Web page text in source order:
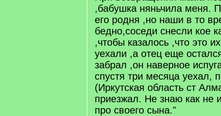
,бабушка няньчила меня.
его родня ,но наши в то
бедно,соседи снесли кое
,чтобы казалось ,что это
уехали ,а отец еще
забрал ,он наверное
спустя три месяца уехал,
(Иркутская область ст
приезжал. Не знаю как не
про своего сына."